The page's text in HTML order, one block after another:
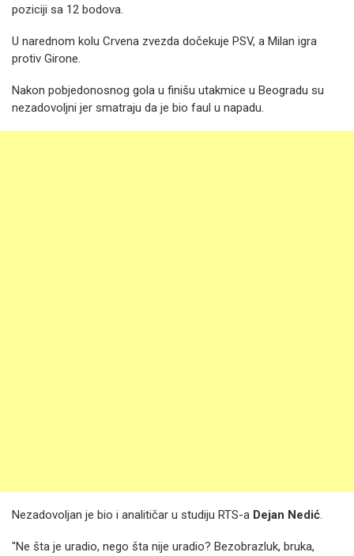
poziciji sa 12 bodova.
U narednom kolu Crvena zvezda dočekuje PSV, a Milan igra
protiv Girone.
Nakon pobjedonosnog gola u finišu utakmice u Beogradu su
nezadovoljni jer smatraju da je bio faul u napadu.
Nezadovoljan je bio i analitičar u studiju RTS-a Dejan Nedić.
"Ne šta je uradio, nego šta nije uradio? Bezobrazluk, bruka,